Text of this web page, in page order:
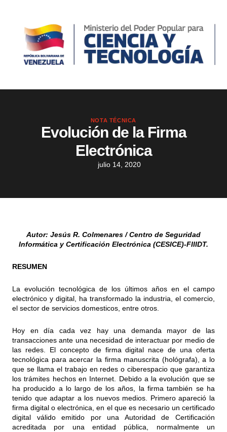
NOTA TÉCNICA
Evolución de la Firma
Electrónica
julio 14, 2020
Autor: Jesús R. Colmenares /Centro de Seguridad
Informática y Certificación Electrónica (CESICE)-FIIIDT.
RESUMEN
La evolución tecnológica de los últimos años en el campo
electrónico y digital, ha transformado la industria, el comercio,
el sector de servicios domesticos, entre otros.
Hoy en día cada vez hay una demanda mayor de las
transacciones ante una necesidad de interactuar por medio de
las redes. El concepto de firma digital nace de una oferta
tecnológica para acercar la firma manuscrita (hológrafa), a lo
que se llama el trabajo en redes o ciberespacio que garantiza
los trámites hechos en Internet. Debido a la evolución que se
ha producido a lo largo de los años, la firma también se ha
tenido que adaptar a los nuevos medios. Primero apareció la
firma digital o electrónica, en el que es necesario un certificado
digital válido emitido por una Autoridad de Certificación
acreditada por una entidad pública, normalmente un